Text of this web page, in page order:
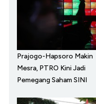
Prajogo-Hapsoro Makin
Mesra, PTRO Kini Jadi
Pemegang Saham SINI